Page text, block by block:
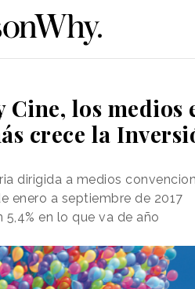
Cine, los medios
crece la
dirigida a medios
enero a septiembre de 2017
en lo que va de año